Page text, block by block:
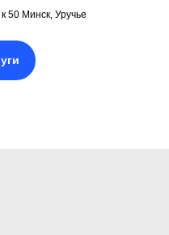
50 Минск, Уручье